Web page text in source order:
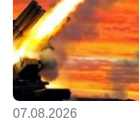
07.08.2026